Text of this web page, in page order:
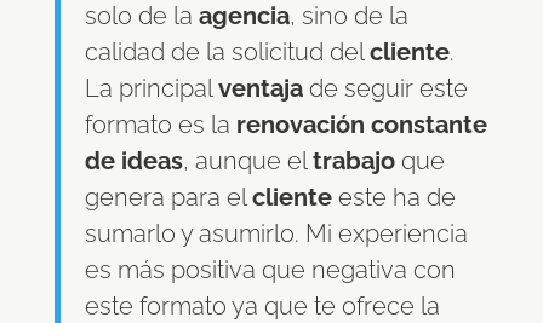
solo de la agencia, sino de la
calidad de la solicitud delcliente.
La principalventajade seguir este
formato es la renovación constante
de ideas, aunque eltrabajoque
genera para elclienteeste ha de
sumarlo y asumirlo. Mi experiencia
es más positiva que negativa con
este formato ya que te ofrece la